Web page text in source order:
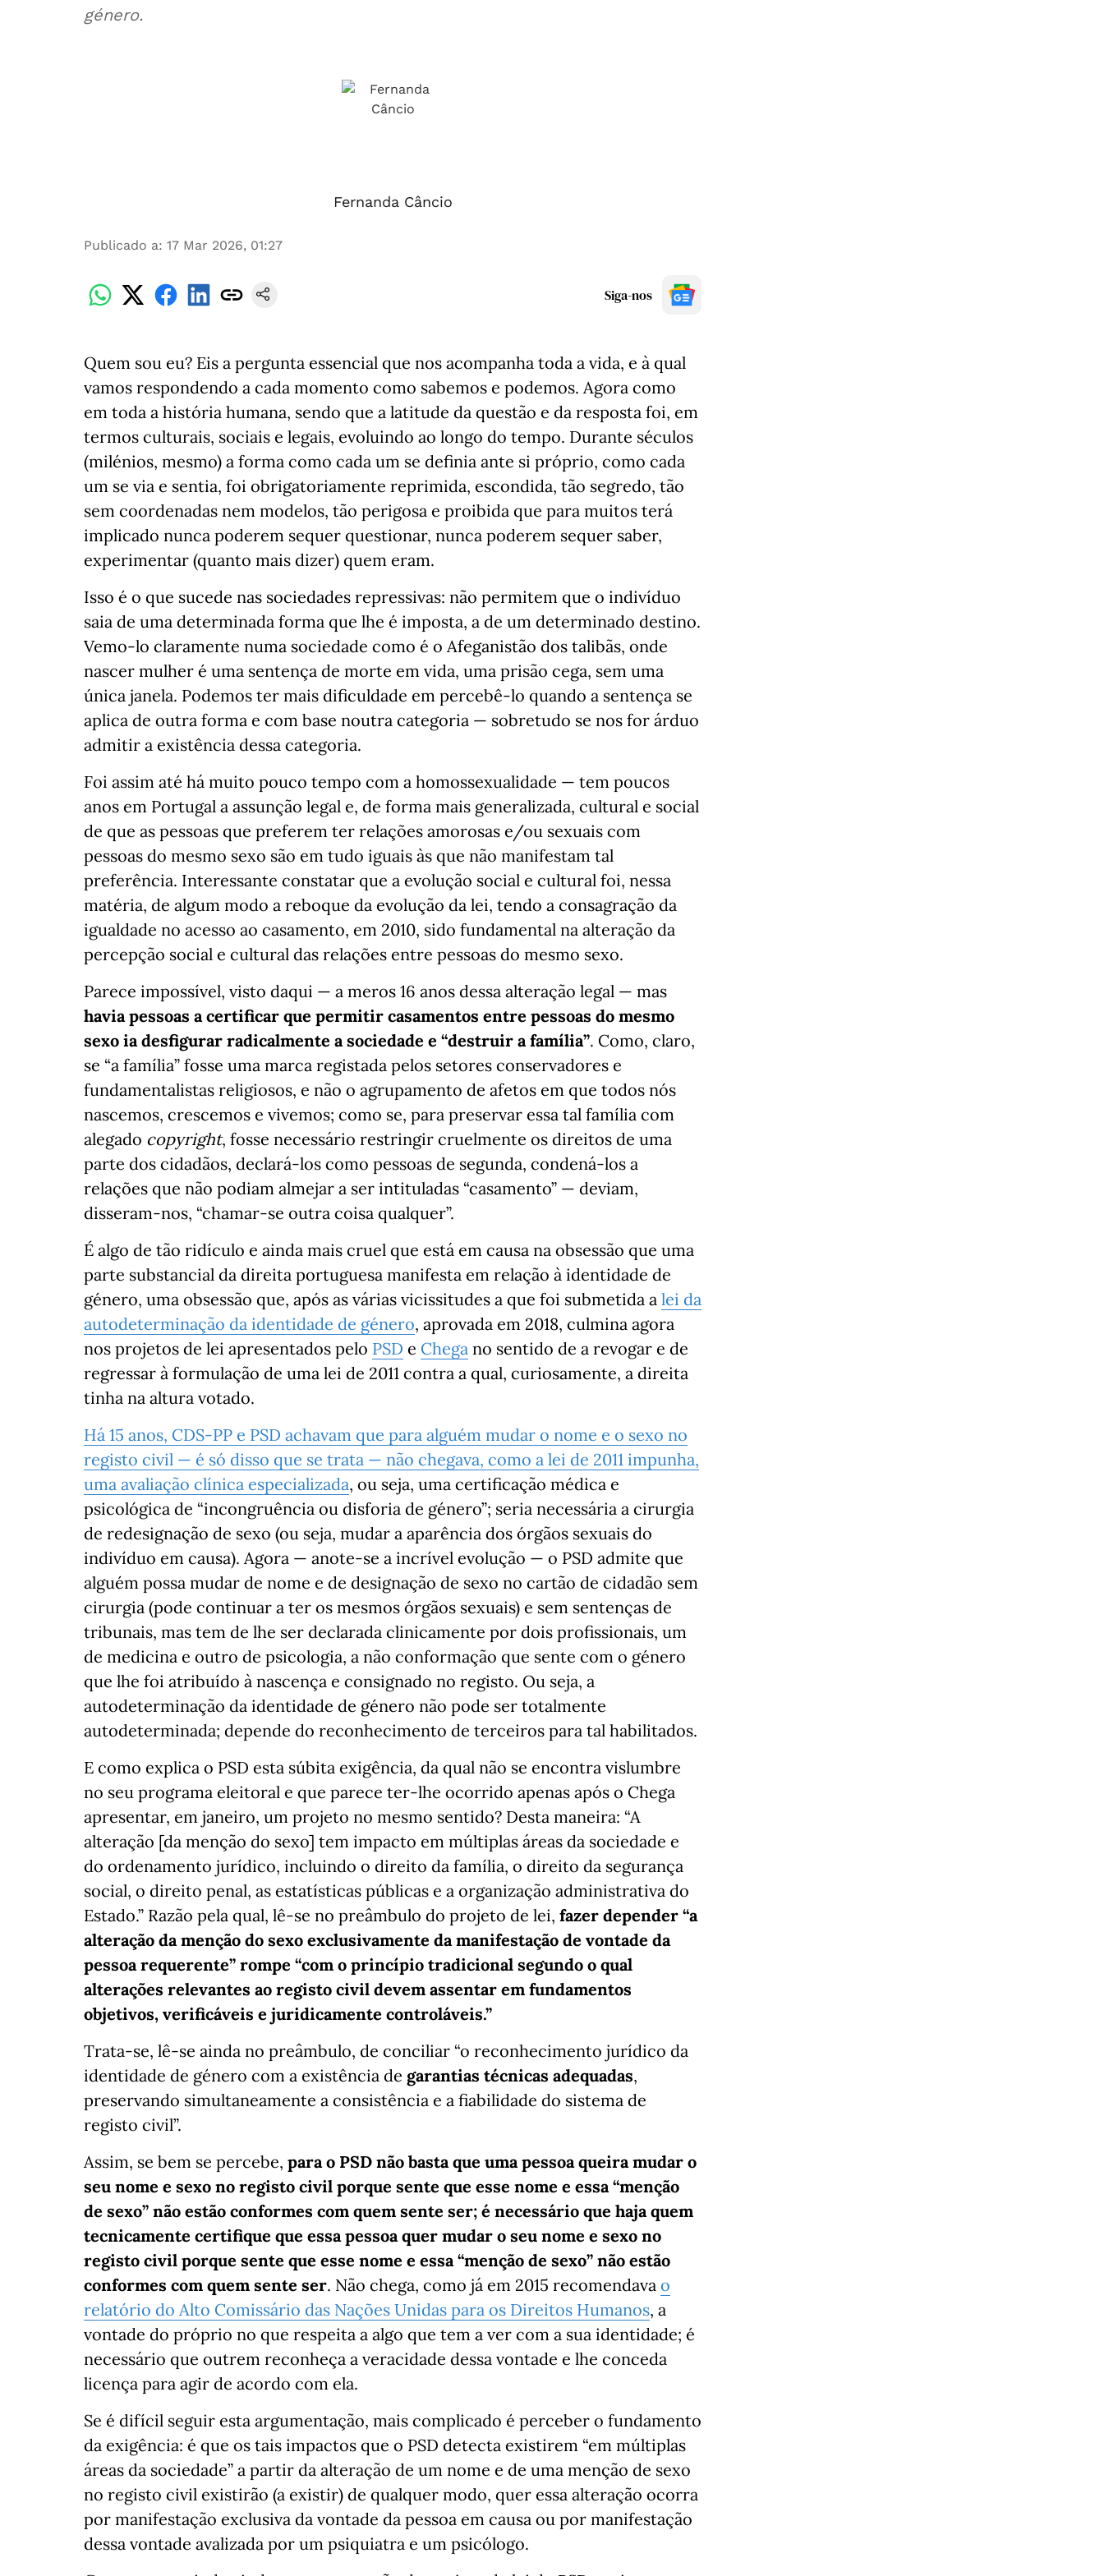
género.
Fernanda Câncio
Publicado a: 17 Mar 2026, 01:27
Siga-nos
Quem sou eu? Eis a pergunta essencial que nos acompanha toda a vida, e à qual
vamos respondendo a cada momento como sabemos e podemos. Agora como
em toda a história humana, sendo que a latitude da questão e da resposta foi, em
termos culturais, sociais e legais, evoluindo ao longo do tempo. Durante séculos
(milénios, mesmo) a forma como cada um se definia ante si próprio, como cada
um se via e sentia, foi obrigatoriamente reprimida, escondida, tão segredo, tão
sem coordenadas nem modelos, tão perigosa e proibida que para muitos terá
implicado nunca poderem sequer questionar, nunca poderem sequer saber,
experimentar (quanto mais dizer) quem eram.
Isso é o que sucede nas sociedades repressivas: não permitem que o indivíduo
saia de uma determinada forma que lhe é imposta, a de um determinado destino.
Vemo-lo claramente numa sociedade como é o Afeganistão dos talibãs, onde
nascer mulher é uma sentença de morte em vida, uma prisão cega, sem uma
única janela. Podemos ter mais dificuldade em percebê-lo quando a sentença se
aplica de outra forma e com base noutra categoria — sobretudo se nos for árduo
admitir a existência dessa categoria.
Foi assim até há muito pouco tempo com a homossexualidade — tem poucos
anos em Portugal a assunção legal e, de forma mais generalizada, cultural e social
de que as pessoas que preferem ter relações amorosas e/ou sexuais com
pessoas do mesmo sexo são em tudo iguais às que não manifestam tal
preferência. Interessante constatar que a evolução social e cultural foi, nessa
matéria, de algum modo a reboque da evolução da lei, tendo a consagração da
igualdade no acesso ao casamento, em 2010, sido fundamental na alteração da
percepção social e cultural das relações entre pessoas do mesmo sexo.
Parece impossível, visto daqui — a meros 16 anos dessa alteração legal — mas
havia pessoas a certificar que permitir casamentos entre pessoas do mesmo
sexo ia desfigurar radicalmente a sociedade e “destruir a família”. Como, claro,
se “a família” fosse uma marca registada pelos setores conservadores e
fundamentalistas religiosos, e não o agrupamento de afetos em que todos nós
nascemos, crescemos e vivemos; como se, para preservar essa tal família com
alegado copyright, fosse necessário restringir cruelmente os direitos de uma
parte dos cidadãos, declará-los como pessoas de segunda, condená-los a
relações que não podiam almejar a ser intituladas “casamento” — deviam,
disseram-nos, “chamar-se outra coisa qualquer”.
É algo de tão ridículo e ainda mais cruel que está em causa na obsessão que uma
parte substancial da direita portuguesa manifesta em relação à identidade de
género, uma obsessão que, após as várias vicissitudes a que foi submetida a lei da
autodeterminação da identidade de género, aprovada em 2018, culmina agora
nos projetos de lei apresentados pelo PSD e Chega no sentido de a revogar e de
regressar à formulação de uma lei de 2011 contra a qual, curiosamente, a direita
tinha na altura votado.
Há 15 anos, CDS-PP e PSD achavam que para alguém mudar o nome e o sexo no
registo civil — é só disso que se trata — não chegava, como a lei de 2011 impunha,
uma avaliação clínica especializada, ou seja, uma certificação médica e
psicológica de “incongruência ou disforia de género”; seria necessária a cirurgia
de redesignação de sexo (ou seja, mudar a aparência dos órgãos sexuais do
indivíduo em causa). Agora — anote-se a incrível evolução — o PSD admite que
alguém possa mudar de nome e de designação de sexo no cartão de cidadão sem
cirurgia (pode continuar a ter os mesmos órgãos sexuais) e sem sentenças de
tribunais, mas tem de lhe ser declarada clinicamente por dois profissionais, um
de medicina e outro de psicologia, a não conformação que sente com o género
que lhe foi atribuído à nascença e consignado no registo. Ou seja, a
autodeterminação da identidade de género não pode ser totalmente
autodeterminada; depende do reconhecimento de terceiros para tal habilitados.
E como explica o PSD esta súbita exigência, da qual não se encontra vislumbre
no seu programa eleitoral e que parece ter-lhe ocorrido apenas após o Chega
apresentar, em janeiro, um projeto no mesmo sentido? Desta maneira: “A
alteração [da menção do sexo] tem impacto em múltiplas áreas da sociedade e
do ordenamento jurídico, incluindo o direito da família, o direito da segurança
social, o direito penal, as estatísticas públicas e a organização administrativa do
Estado.” Razão pela qual, lê-se no preâmbulo do projeto de lei, fazer depender “a
alteração da menção do sexo exclusivamente da manifestação de vontade da
pessoa requerente” rompe “com o princípio tradicional segundo o qual
alterações relevantes ao registo civil devem assentar em fundamentos
objetivos, verificáveis e juridicamente controláveis.”
Trata-se, lê-se ainda no preâmbulo, de conciliar “o reconhecimento jurídico da
identidade de género com a existência de garantias técnicas adequadas,
preservando simultaneamente a consistência e a fiabilidade do sistema de
registo civil”.
Assim, se bem se percebe, para o PSD não basta que uma pessoa queira mudar o
seu nome e sexo no registo civil porque sente que esse nome e essa “menção
de sexo” não estão conformes com quem sente ser; é necessário que haja quem
tecnicamente certifique que essa pessoa quer mudar o seu nome e sexo no
registo civil porque sente que esse nome e essa “menção de sexo” não estão
conformes com quem sente ser. Não chega, como já em 2015 recomendava o
relatório do Alto Comissário das Nações Unidas para os Direitos Humanos, a
vontade do próprio no que respeita a algo que tem a ver com a sua identidade; é
necessário que outrem reconheça a veracidade dessa vontade e lhe conceda
licença para agir de acordo com ela.
Se é difícil seguir esta argumentação, mais complicado é perceber o fundamento
da exigência: é que os tais impactos que o PSD detecta existirem “em múltiplas
áreas da sociedade” a partir da alteração de um nome e de uma menção de sexo
no registo civil existirão (a existir) de qualquer modo, quer essa alteração ocorra
por manifestação exclusiva da vontade da pessoa em causa ou por manifestação
dessa vontade avalizada por um psiquiatra e um psicólogo.